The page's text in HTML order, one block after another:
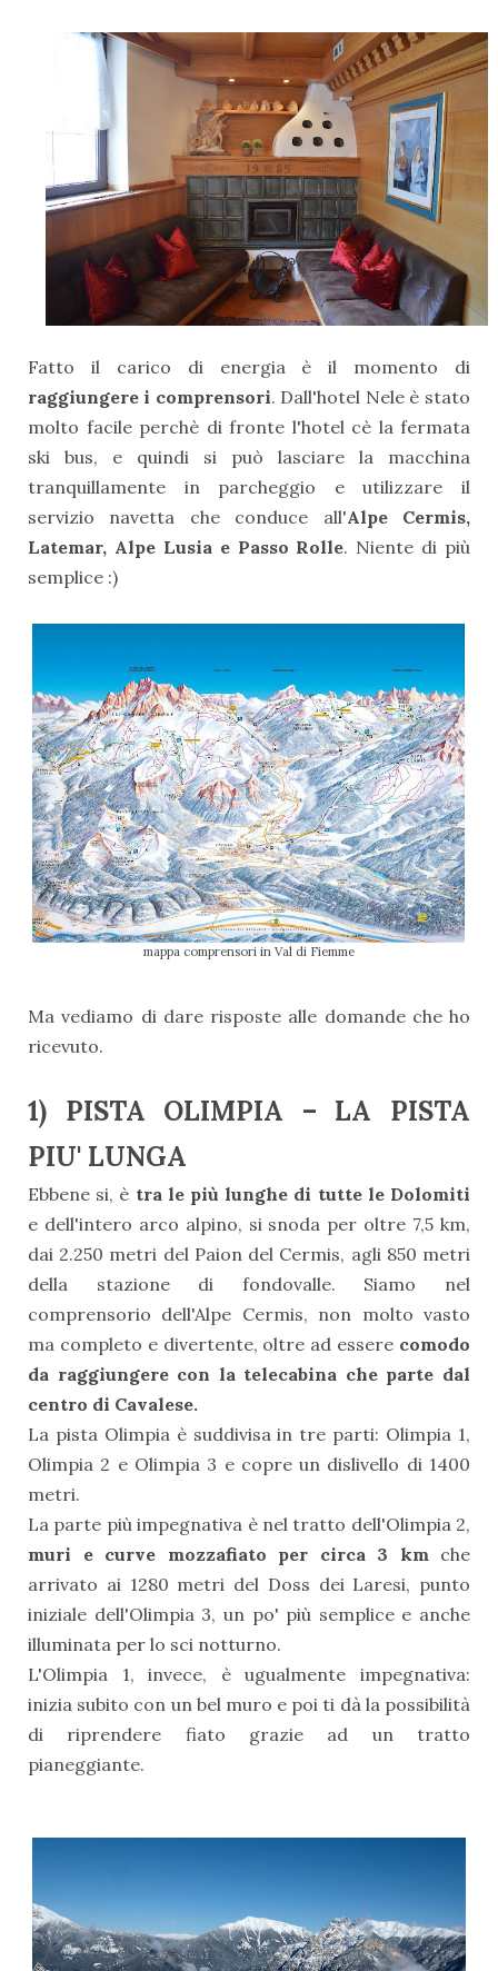
Fatto il carico di energia è il momento di
raggiungere i comprensori. Dall'hotel Nele è stato
molto facile perchè di fronte l'hotel cè la fermata
ski bus, e quindi si può lasciare la macchina
tranquillamente in parcheggio e utilizzare il
servizio navetta che conduce all'Alpe Cermis,
Latemar, Alpe Lusia e Passo Rolle. Niente di più
semplice :)
mappa comprensori in Val di Fiemme
Ma vediamo di dare risposte alle domande che ho
ricevuto.
1) PISTA OLIMPIA – LA PISTA
PIU' LUNGA
Ebbene si, è tra le più lunghe di tutte le Dolomiti
e dell'intero arco alpino, si snoda per oltre 7,5 km,
dai 2.250 metri del Paion del Cermis, agli 850 metri
della stazione di fondovalle. Siamo nel
comprensorio dell'Alpe Cermis, non molto vasto
ma completo e divertente, oltre ad essere comodo
da raggiungere con la telecabina che parte dal
centro di Cavalese.
La pista Olimpia è suddivisa in tre parti: Olimpia 1,
Olimpia 2 e Olimpia 3 e copre un dislivello di 1400
metri.
La parte più impegnativa è nel tratto dell'Olimpia 2,
muri e curve mozzafiato per circa 3 km che
arrivato ai 1280 metri del Doss dei Laresi, punto
iniziale dell'Olimpia 3, un po' più semplice e anche
illuminata per lo sci notturno.
L'Olimpia 1, invece, è ugualmente impegnativa:
inizia subito con un bel muro e poi ti dà la possibilità
di riprendere fiato grazie ad un tratto
pianeggiante.